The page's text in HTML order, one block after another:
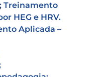
Treinamento
HEG e HRV.
Aplicada –